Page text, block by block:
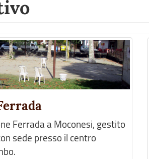
Ferrada a Moconesi, gestito
sede presso il centro